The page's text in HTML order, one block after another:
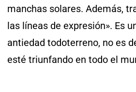
manchas solares. Además,
las líneas de expresión». Es
antiedad todoterreno, no es
esté triunfando en todo el